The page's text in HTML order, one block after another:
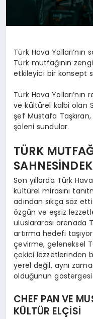
Türk Hava
Türk mutfağının
etkileyici bir konsept
Türk Hava
ve kültürel kalbi olan
şef Mustafa
şöleni sundular.
TÜRK
Son yıllarda Türk
kültürel mirasını
adından sıkça söz
özgün ve eşsiz
uluslararası arenada
artırma hedefi
çevirme, geleneksel
çekici lezzetlerinden
yerel değil, aynı
olduğunun göstergesi
CHEF PAN VE
KÜLTÜR ELÇİSİ